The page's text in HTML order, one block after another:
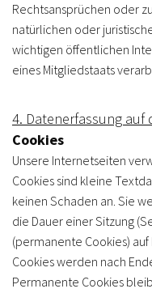
Rechtsansprüchen oder
natürlichen oder
wichtigen öffentlichen
eines Mitgliedstaats
4. Datenerfassung auf
Cookies
Unsere Internetseiten
Cookies sind kleine
keinen Schaden an. Sie
die Dauer einer Sitzung
(permanente Cookies)
Cookies werden nach
Permanente Cookies